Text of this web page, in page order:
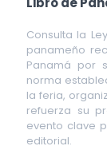
Consulta la
panameño
Panamá por
norma
la feria,
refuerza su
evento clave
editorial.